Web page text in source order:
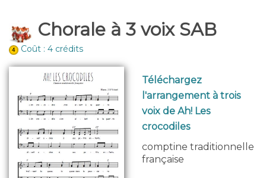
Chorale à 3 voix SAB
Coût : 4 crédits
Téléchargez
l'arrangement à trois
voix de Ah! Les
crocodiles
comptine traditionnelle
française